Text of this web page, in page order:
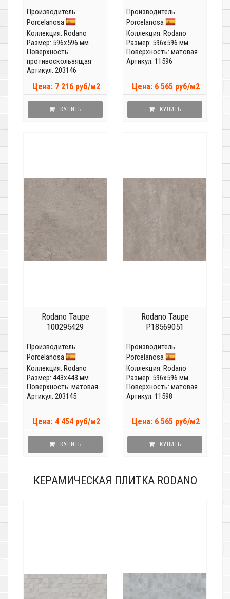
Производитель:
Porcelanosa
Коллекция: Rodano
Размер: 596x596 мм
Поверхность:
противоскользящая
Артикул: 203146
Цена: 7 216 руб/м2
КУПИТЬ
Производитель:
Porcelanosa
Коллекция: Rodano
Размер: 596x596 мм
Поверхность: матовая
Артикул: 11596
Цена: 6 565 руб/м2
КУПИТЬ
Rodano Taupe
100295429
Производитель:
Porcelanosa
Коллекция: Rodano
Размер: 443x443 мм
Поверхность: матовая
Артикул: 203145
Цена: 4 454 руб/м2
КУПИТЬ
Rodano Taupe
P18569051
Производитель:
Porcelanosa
Коллекция: Rodano
Размер: 596x596 мм
Поверхность: матовая
Артикул: 11598
Цена: 6 565 руб/м2
КУПИТЬ
КЕРАМИЧЕСКАЯ ПЛИТКА RODANO